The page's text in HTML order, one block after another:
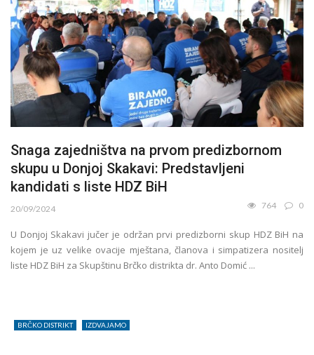
Snaga zajedništva na prvom predizbornom
skupu u Donjoj Skakavi: Predstavljeni
kandidati s liste HDZ BiH
20/09/2024 764 0
U Donjoj Skakavi jučer je održan prvi predizborni skup HDZ BiH na
kojem je uz velike ovacije mještana, članova i simpatizera nositelj
liste HDZ BiH za Skupštinu Brčko distrikta dr. Anto Domić ...
BRČKO DISTRIKT IZDVAJAMO